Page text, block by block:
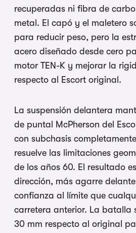
recuperadas ni fibra de
metal. El capó y el maletero
para reducir peso, pero la
acero diseñado desde cero
motor TEN-K y mejorar la
respecto al Escort original.
La suspensión delantera
de puntal McPherson del
con subchasis
resuelve las limitaciones
de los años 60. El resultado
dirección, más agarre
confianza al límite que
carretera anterior. La batalla
30 mm respecto al original